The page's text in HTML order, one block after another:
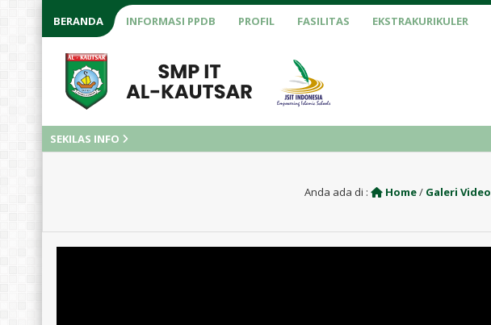
BERANDA INFORMASI PPDB PROFIL FASILITAS EKSTRAKURIKULER
SEKILAS INFO
Anda ada di : Home/ Galeri Video